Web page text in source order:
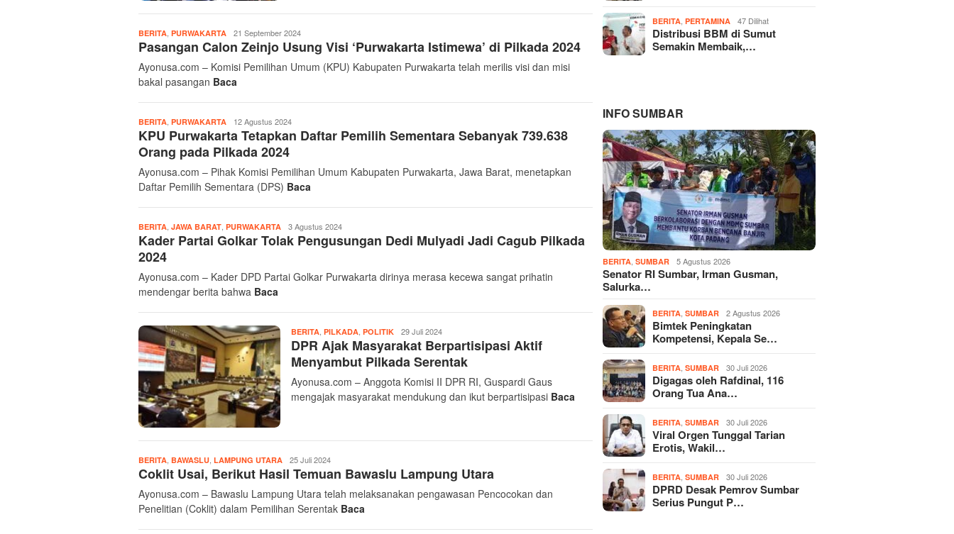
BERITA PURWAKARTA Admin
Ayonusa
21 September 2024
Pasangan Calon Zeinjo Usung Visi ‘Purwakarta Istimewa’ di Pilkada 2024
Ayonusa.com – Komisi Pemilihan Umum (KPU) Kabupaten Purwakarta telah merilis visi dan misi
bakal pasangan Baca
BERITA PURWAKARTA Admin
Ayonusa
12 Agustus 2024
KPU Purwakarta Tetapkan Daftar Pemilih Sementara Sebanyak 739.638
Orang pada Pilkada 2024
Ayonusa.com – Pihak Komisi Pemilihan Umum Kabupaten Purwakarta, Jawa Barat, menetapkan
Daftar Pemilih Sementara (DPS) Baca
BERITA JAWA BARAT PURWAKARTA Admin
Ayonusa
3 Agustus 2024
Kader Partai Golkar Tolak Pengusungan Dedi Mulyadi Jadi Cagub Pilkada
2024
Ayonusa.com – Kader DPD Partai Golkar Purwakarta dirinya merasa kecewa sangat prihatin
mendengar berita bahwa Baca
BERITA PILKADA POLITIK Admin
Ayonusa
29 Juli 2024
DPR Ajak Masyarakat Berpartisipasi Aktif
Menyambut Pilkada Serentak
Ayonusa.com – Anggota Komisi II DPR RI, Guspardi Gaus
mengajak masyarakat mendukung dan ikut berpartisipasi Baca
BERITA, BAWASLU, LAMPUNG UTARA Admin
Ayonusa
25 Juli 2024
Coklit Usai, Berikut Hasil Temuan Bawaslu Lampung Utara
Ayonusa.com – Bawaslu Lampung Utara telah melaksanakan pengawasan Pencocokan dan
Penelitian (Coklit) dalam Pemilihan Serentak Baca
BERITA ,PERTAMINA 47 Dilihat
Distribusi BBM di Sumut
Semakin Membaik,…
INFO SUMBAR
BERITA ,SUMBAR 5 Agustus 2026
Senator RI Sumbar, Irman Gusman,
Salurka…
BERITA ,SUMBAR 2 Agustus 2026
Bimtek Peningkatan
Kompetensi, Kepala Se…
BERITA ,SUMBAR 30 Juli 2026
Digagas oleh Rafdinal, 116
Orang Tua Ana…
BERITA ,SUMBAR 30 Juli 2026
Viral Orgen Tunggal Tarian
Erotis, Wakil…
BERITA ,SUMBAR 30 Juli 2026
DPRD Desak Pemrov Sumbar
Serius Pungut P…